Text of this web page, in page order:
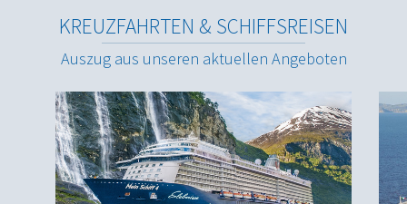
KREUZFAHRTEN & SCHIFFSREISEN
Auszug aus unseren aktuellen Angeboten